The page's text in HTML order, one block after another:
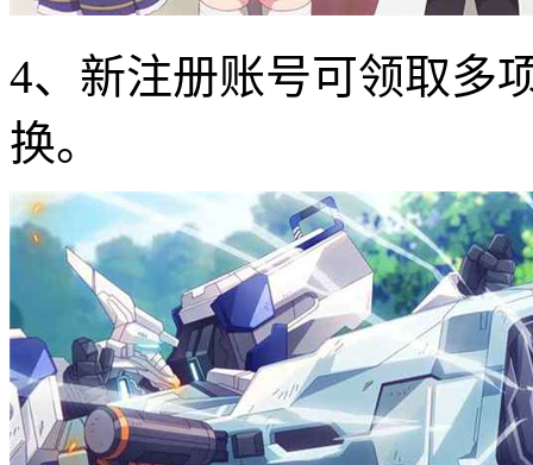
4、新注册账号可领取多
换。